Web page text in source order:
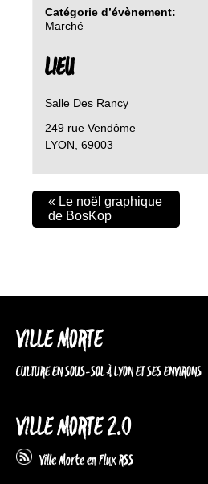
Catégorie d’évènement:
Marché
LIEU
Salle Des Rancy
249 rue Vendôme
LYON 69003
« Le noël graphique
de BosKop
VILLE MORTE
CULTURE EN SOUS-SOL À LYON ET SES ENVIRONS
VILLE MORTE 2.0
Ville Morte en Flux RSS